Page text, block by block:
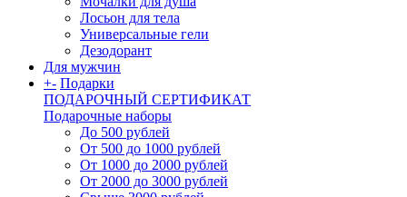
Лосьон для тела
Универсальные гели
Дезодорант
Для мужчин
+- Подарки
ПОДАРОЧНЫЙ СЕРТИФИКАТ
Подарочные наборы
До 500 рублей
От 500 до 1000 рублей
От 1000 до 2000 рублей
От 2000 до 3000 рублей